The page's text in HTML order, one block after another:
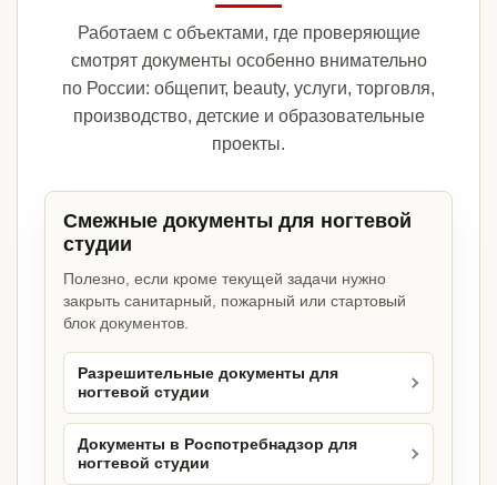
Работаем с объектами, где проверяющие
смотрят документы особенно внимательно
по России: общепит, beauty, услуги, торговля,
производство, детские и образовательные
проекты.
Смежные документы для ногтевой
студии
Полезно, если кроме текущей задачи нужно
закрыть санитарный, пожарный или стартовый
блок документов.
Разрешительные документы для
ногтевой студии
Документы в Роспотребнадзор для
ногтевой студии